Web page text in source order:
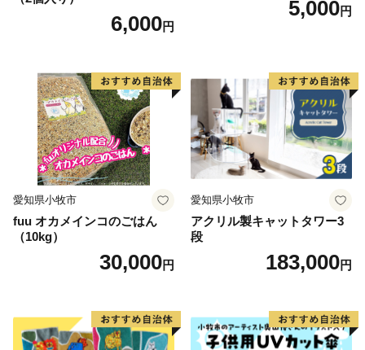
6,000円
5,000円
愛知県小牧市
fuu オカメインコのごはん
（10kg）
30,000円
愛知県小牧市
アクリル製キャットタワー3
段
183,000円